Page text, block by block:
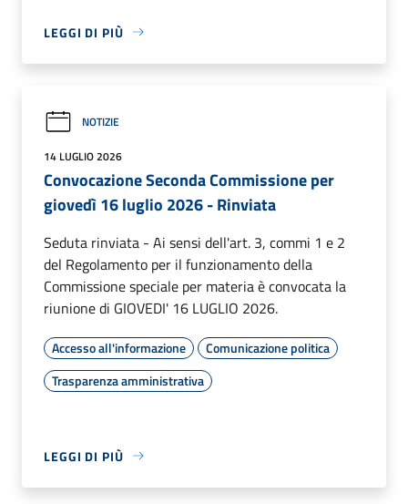
LEGGI DI PIÙ
NOTIZIE
14 LUGLIO 2026
Convocazione Seconda Commissione per
giovedì 16 luglio 2026 - Rinviata
Seduta rinviata - Ai sensi dell'art. 3, commi 1 e 2
del Regolamento per il funzionamento della
Commissione speciale per materia è convocata la
riunione di GIOVEDI' 16 LUGLIO 2026.
Accesso all'informazione
Comunicazione politica
Trasparenza amministrativa
LEGGI DI PIÙ